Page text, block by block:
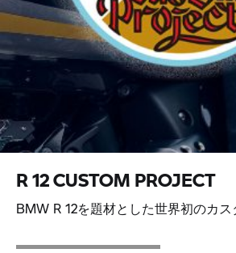
R 12 CUSTOM PROJECT
BMW R 12を題材とした世界初のカス